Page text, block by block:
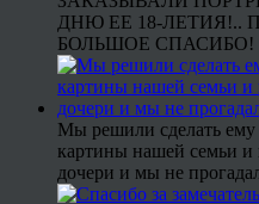
ДНЮ ЕЕ 18-ЛЕТИЯ!..
БОЛЬШОЕ СПАСИБО!
Мы решили сделать ему
картины нашей семьи и
дочери и мы не